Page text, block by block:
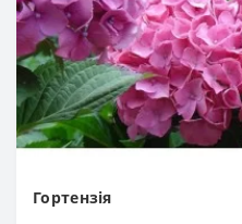
Гортензія